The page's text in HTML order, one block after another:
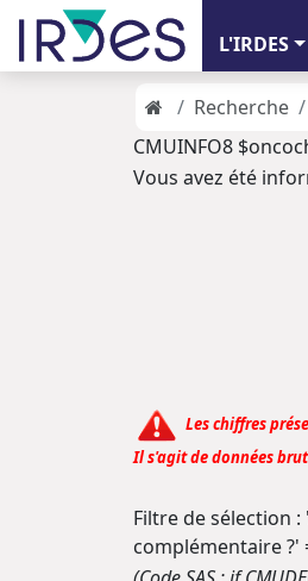
L'IRDES
Recherche
CMUINFO8
Vous avez été
Les chiffres
Il s'agit de données
Filtre de sélection
complémentaire ?'